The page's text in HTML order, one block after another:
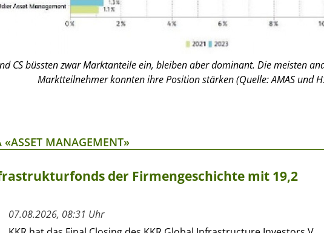
CS büssten zwar Marktanteile ein, bleiben aber dominant. Die meisten
Marktteilnehmer konnten ihre Position stärken (Quelle: AMAS und
MANAGEMENT»
der Firmengeschichte mit 19,2
07.08.2026, 08:31 Uhr